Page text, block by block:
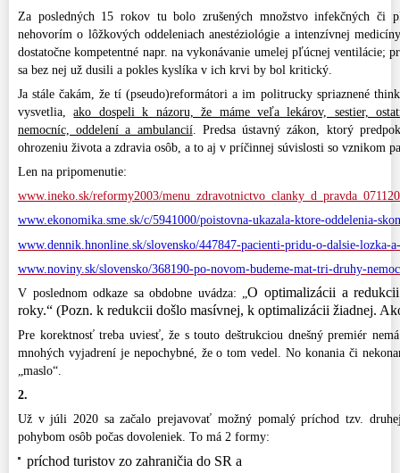
Za posledných 15 rokov tu bolo zrušených množstvo infekčných či
nehovorím o lôžkových oddeleniach anestéziológie a intenzívnej
dostatočne kompetentné napr. na vykonávanie umelej pľúcnej ventilácie;
sa bez nej už dusili a pokles kyslíka v ich krvi by bol kritický.
Ja stále čakám, že tí (pseudo)reformátori a im politrucky spriaznené
vysvetlia,ako dospeli k názoru, že máme veľa lekárov, sestier,
nemocníc, oddelení a ambulancií. Predsa ústavný zákon, ktorý
ohrozeniu života a zdravia osôb, a to aj v príčinnej súvislosti so vznikom
Len na pripomenutie:
www.ineko.sk/reformy2003/
www.ekonomika.sme.sk/c/5941000/poistovna-ukazala-ktore-oddelenia-
www.dennik.hnonline.sk/slovensko/447847-pacienti-pridu-o-dalsie-lozka-
www.noviny.sk/slovensko/368190-po-novom-budeme-mat-tri-druhy-
V poslednom odkaze sa obdobne uvádza: „O optimalizácii a
roky.“ (Pozn. k redukcii došlo masívnej, k optimalizácii žiadnej.
Pre korektnosť treba uviesť, že s touto deštrukciou dnešný premiér
mnohých vyjadrení je nepochybné, že o tom vedel. No konania či
„maslo“.
2.
Už v júli 2020 sa začalo prejavovať možný pomalý príchod tzv.
pohybom osôb počas dovoleniek. To má 2 formy:
príchod turistov zo zahraničia do SR a